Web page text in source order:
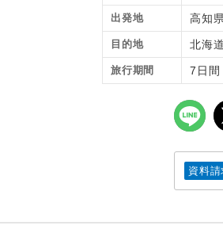
出発地 高知県
目的地 北海
旅行期間 7日間
資料請